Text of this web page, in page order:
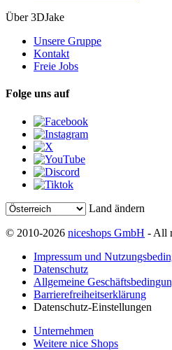
Über 3DJake
Unsere Gruppe
Kontakt
Freie Jobs
Folge uns auf
Land ändern
© 2010-2026 niceshops GmbH - All
Impressum und
Datenschutz
Allgemeine
Barrierefreiheitserklärung
Datenschutz-Einstellungen
Unternehmen
Weitere nice Shops